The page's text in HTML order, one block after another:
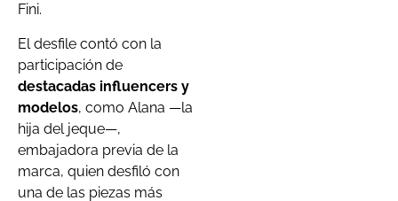
Fini.
El desfile contó con la
participación de
destacadas influencers y
modelos, como Alana —la
hija del jeque—,
embajadora previa de la
marca, quien desfiló con
una de las piezas más